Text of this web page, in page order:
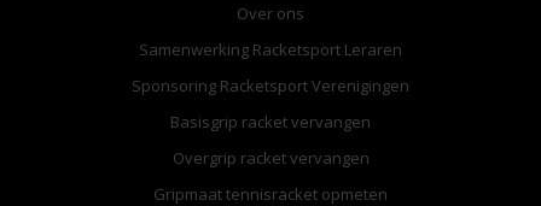
Over ons
Samenwerking Racketsport Leraren
Sponsoring Racketsport Verenigingen
Basisgrip racket vervangen
Overgrip racket vervangen
Gripmaat tennisracket opmeten